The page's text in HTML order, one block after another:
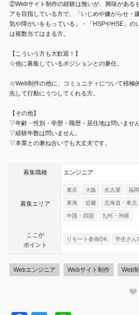
②Webサイト制作の経験は無いが、興味がある
アを目指している方で、「いじめや嫌がらせ・
気や障がいをもっている」・「HSPやHSE」の
は複数当てはまる方。
【こういう方も大歓迎！】
☆他に募集しているポジションとの兼任。
☆Web制作の他に、コミュニティについて積極
先して行動にうつしてくれる方。
【その他】
▽年齢・性別・学歴・職歴・居住地は問いません
▽経験年数は問いません。
▽本業との兼ね合いでも大丈夫です。
募集職種 エンジニア
募集エリア
東京 大阪 名古屋 福岡
東海 近畿 北海道・東北
中国・四国 九州・沖縄
ここが
ポイント
リモート参画OK 学生さん
Webエンジニア Webサイト制作 Web